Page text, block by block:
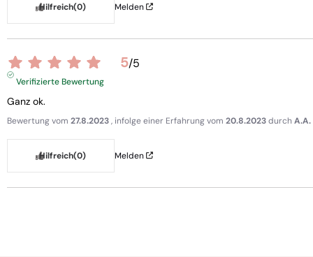
Hilfreich(0) Melden
5/5
Verifizierte Bewertung
Ganz ok.
Bewertung vom 27.8.2023, infolge einer Erfahrung vom 20.8.2023durchA.A.
Hilfreich(0) Melden